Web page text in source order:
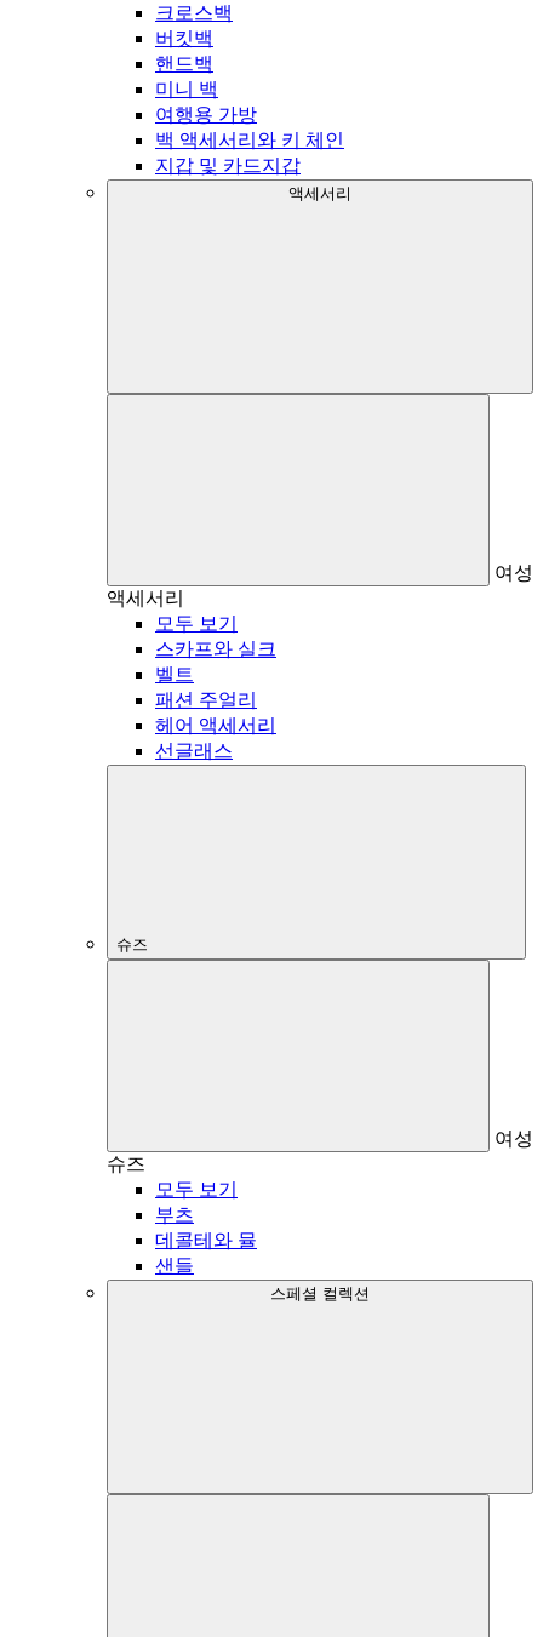
크로스백
버킷백
핸드백
미니 백
여행용 가방
백 액세서리와 키 체인
지갑 및 카드지갑
액세서리
여성
액세서리
모두 보기
스카프와 실크
벨트
패션 주얼리
헤어 액세서리
선글래스
슈즈
여성
슈즈
모두 보기
부츠
데콜테와 뮬
샌들
스페셜 컬렉션